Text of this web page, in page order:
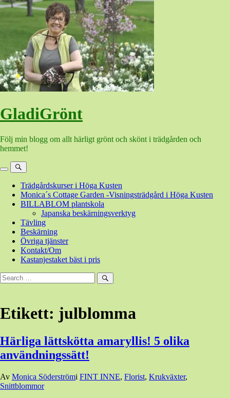
Hoppa
GladiGrönt
Följ min blogg om allt härligt grönt och skönt i trädgården och
hemmet!
MenySök
Trädgårdskurser i Höga Kusten
Monica´s Cottage Garden -Visningsträdgård i Höga Kusten
BILLABLOM plantskola
Japanska beskärningsverktyg
Tävling
Beskärning
Övriga tjänster
Kontakt/Om
Kastanjestaket bäst i pris
Sök
efter:
Sök
Etikett: julblomma
Härliga lättskötta amaryllis! 5 olika
användningssätt!
Den
19
Av Monica Söderströmi FINT INNE, Florist, Krukväxter,
Snittblommor